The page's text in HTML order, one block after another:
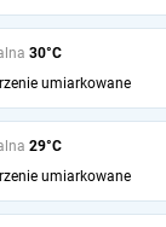
30°C
umiarkowane
29°C
umiarkowane